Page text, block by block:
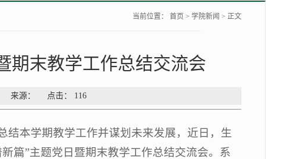
当前位置： 首页 > 学院新闻 > 正文
期末教学工作总结交流会
来源： 点击： 116
结本学期教学工作并谋划未来发展，近日，生
篇”主题党日暨期末教学工作总结交流会。系